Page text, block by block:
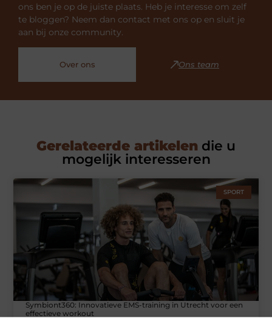
ons ben je op de juiste plaats. Heb je interesse om zelf
te bloggen? Neem dan contact met ons op en sluit je
aan bij onze community.
Over ons Ons team
Gerelateerde artikelen die u
mogelijk interesseren
SPORT
Symbiont360: Innovatieve EMS-training in Utrecht voor een
effectieve workout